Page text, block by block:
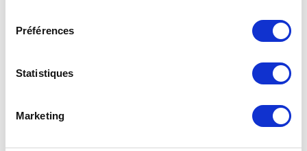
Préférences
Statistiques
Marketing
Mémoriser mes
Cliquer sur le boutonOK